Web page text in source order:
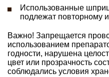
Использованные
подлежат повторному
Важно! Запрещается
использованием
годности, нарушена
цвет или прозрачность
соблюдались условия